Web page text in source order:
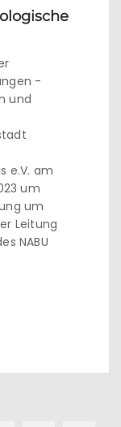
-
und
e.V. am
um
um
Leitung
NABU